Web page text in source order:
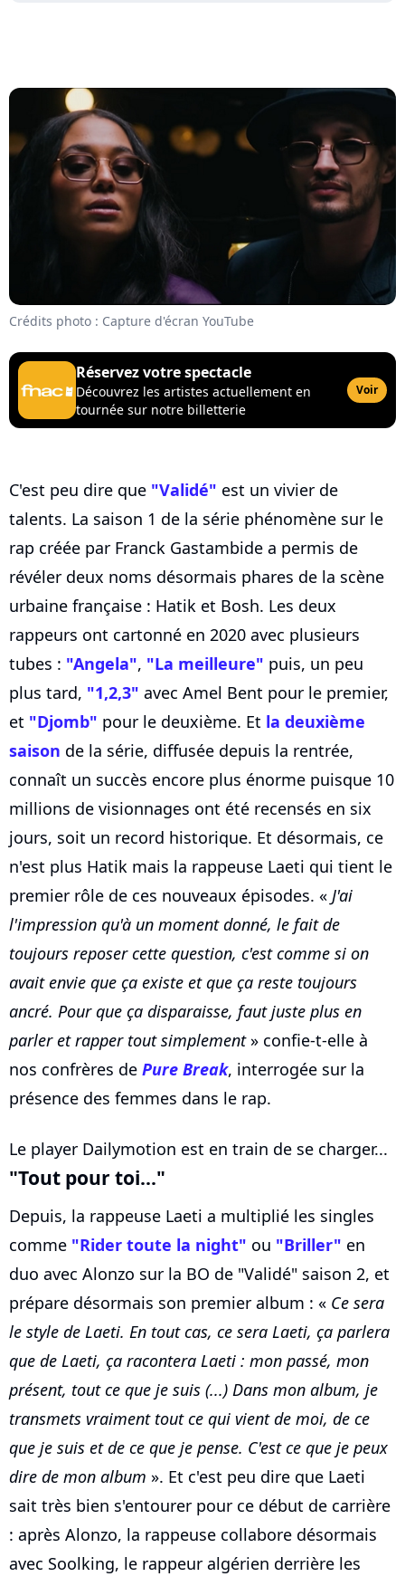
Crédits photo : Capture d'écran YouTube
Réservez votre spectacle
Découvrez les artistes actuellement en
tournée sur notre billetterie
Voir
C'est peu dire que "Validé" est un vivier de
talents. La saison 1 de la série phénomène sur le
rap créée par Franck Gastambide a permis de
révéler deux noms désormais phares de la scène
urbaine française : Hatik et Bosh. Les deux
rappeurs ont cartonné en 2020 avec plusieurs
tubes : "Angela", "La meilleure" puis, un peu
plus tard, "1,2,3" avec Amel Bent pour le premier,
et "Djomb" pour le deuxième. Et la deuxième
saison de la série, diffusée depuis la rentrée,
connaît un succès encore plus énorme puisque 10
millions de visionnages ont été recensés en six
jours, soit un record historique. Et désormais, ce
n'est plus Hatik mais la rappeuse Laeti qui tient le
premier rôle de ces nouveaux épisodes. « J'ai
l'impression qu'à un moment donné, le fait de
toujours reposer cette question, c'est comme si on
avait envie que ça existe et que ça reste toujours
ancré. Pour que ça disparaisse, faut juste plus en
parler et rapper tout simplement» confie-t-elle à
nos confrères de Pure Break, interrogée sur la
présence des femmes dans le rap.
Le player Dailymotion est en train de se charger...
"Tout pour toi..."
Depuis, la rappeuse Laeti a multiplié les singles
comme "Rider toute la night" ou "Briller" en
duo avec Alonzo sur la BO de "Validé" saison 2, et
prépare désormais son premier album : « Ce sera
le style de Laeti. En tout cas, ce sera Laeti, ça parlera
que de Laeti, ça racontera Laeti : mon passé, mon
présent, tout ce que je suis (...) Dans mon album, je
transmets vraiment tout ce qui vient de moi, de ce
que je suis et de ce que je pense. C'est ce que je peux
dire de mon album ». Et c'est peu dire que Laeti
sait très bien s'entourer pour ce début de carrière
: après Alonzo, la rappeuse collabore désormais
avec Soolking, le rappeur algérien derrière les